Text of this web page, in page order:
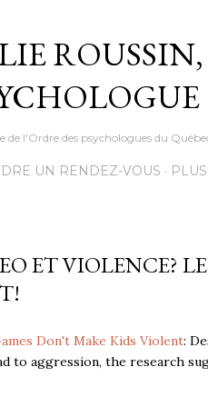
ROUSSIN,
de l'Ordre des psychologues du
UN RENDEZ-VOUS
ET VIOLENCE?
Don't Make Kids Violent:
to aggression, the research